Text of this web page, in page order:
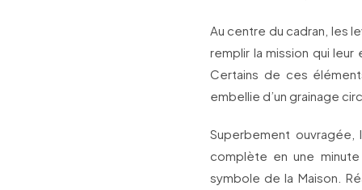
Au centre du cadran, les
remplir la mission qui
Certains de ces
embellie d’un grainage
Superbement
complète en une
symbole de la Maison.